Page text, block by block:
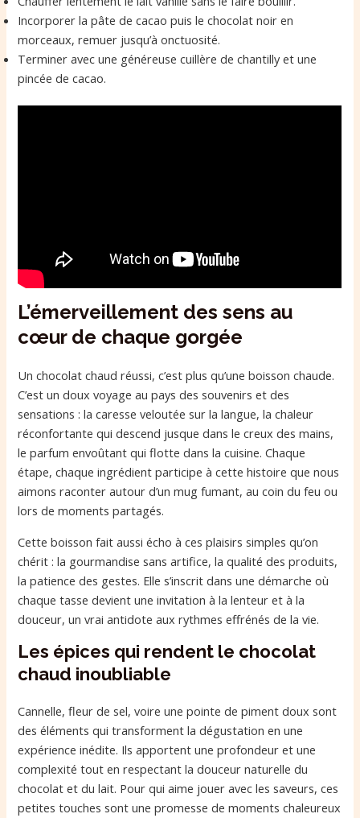
Incorporer la pâte de cacao puis le chocolat noir en
morceaux, remuer jusqu’à onctuosité.
Terminer avec une généreuse cuillère de chantilly et une
pincée de cacao.
L’émerveillement des sens au
cœur de chaque gorgée
Un chocolat chaud réussi, c’est plus qu’une boisson chaude.
C’est un doux voyage au pays des souvenirs et des
sensations : la caresse veloutée sur la langue, la chaleur
réconfortante qui descend jusque dans le creux des mains,
le parfum envoûtant qui flotte dans la cuisine. Chaque
étape, chaque ingrédient participe à cette histoire que nous
aimons raconter autour d’un mug fumant, au coin du feu ou
lors de moments partagés.
Cette boisson fait aussi écho à ces plaisirs simples qu’on
chérit : la gourmandise sans artifice, la qualité des produits,
la patience des gestes. Elle s’inscrit dans une démarche où
chaque tasse devient une invitation à la lenteur et à la
douceur, un vrai antidote aux rythmes effrénés de la vie.
Les épices qui rendent le chocolat
chaud inoubliable
Cannelle, fleur de sel, voire une pointe de piment doux sont
des éléments qui transforment la dégustation en une
expérience inédite. Ils apportent une profondeur et une
complexité tout en respectant la douceur naturelle du
chocolat et du lait. Pour qui aime jouer avec les saveurs, ces
petites touches sont une promesse de moments chaleureux